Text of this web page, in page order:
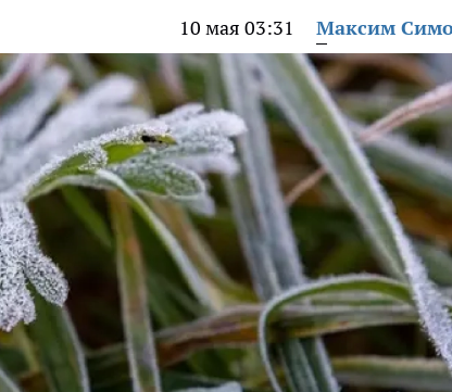
10 мая 03:31 Максим